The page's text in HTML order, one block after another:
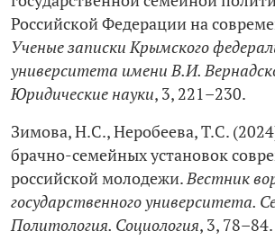
Российской Федерации на
Ученые записки Крымского
университета имени В.И.
Юридические науки, 3, 221–230.
Зимова, Н.С., Неробеева, Т.С.
брачно-семейных установок
российской молодежи.Вестник
государственного университета.
Политология. Социология, 3, 78–84.